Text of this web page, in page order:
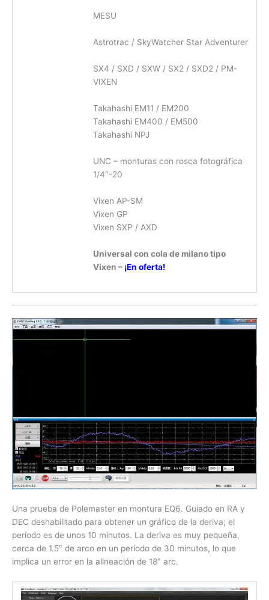
MESU
Astrotrac / SkyWatcher Star Adventurer
SX4 / SXD / SXW / SX2 / SXD2 / PM-
VIXEN
Takahashi EM11 / EM200
Takahashi EM400 / EM500
Takahashi NPJ
UNC – monturas con rosca fotográfica
1/4″-20
Vixen AP-SM
Vixen GP
Vixen SXP / AXD
Universal con cola de milano tipo
Vixen – ¡En oferta!
Una prueba de Polemaster en montura EQ6. Guiado en RA y
DEC deshabilitado para obtener un gráfico de la deriva; el
período es de unos 10 minutos. La deriva es muy pequeña,
cerca de 1.5″ de arco en un período de 30 minutos, lo que
implica un error en la alineación de 18″ arc.